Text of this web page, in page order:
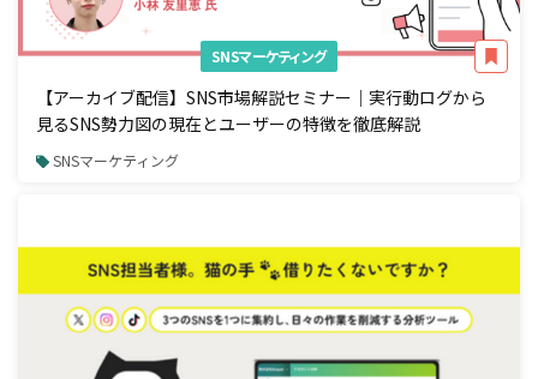
SNSマーケティング
【アーカイブ配信】SNS市場解説セミナー｜実行動ログから
見るSNS勢力図の現在とユーザーの特徴を徹底解説
SNSマーケティング